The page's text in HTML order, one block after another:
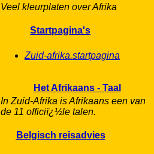
Veel kleurplaten over Afrika
Startpagina's
Zuid-afrika.startpagina
Het Afrikaans - Taal
In Zuid-Afrika is Afrikaans een van
de 11 officiï¿½le talen.
Belgisch reisadvies